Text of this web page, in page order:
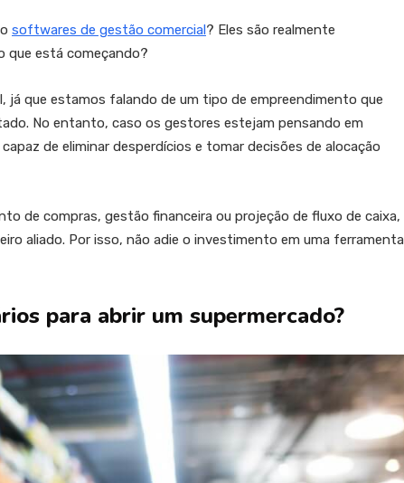
softwares de gestão comercial? Eles são realmente
que está começando?
já que estamos falando de um tipo de empreendimento que
No entanto, caso os gestores estejam pensando em
de eliminar desperdícios e tomar decisões de alocação
de compras, gestão financeira ou projeção de fluxo de caixa,
aliado. Por isso, não adie o investimento em uma ferramenta
para abrir um supermercado?